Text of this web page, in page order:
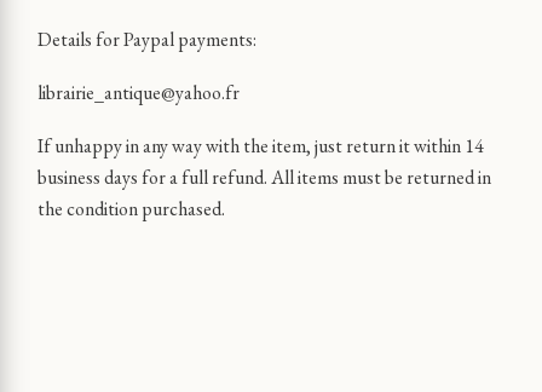
Details for Paypal payments:
librairie_antique@yahoo.fr
If unhappy in any way with the item, just return it within 14
business days for a full refund. All items must be returned in
the condition purchased.